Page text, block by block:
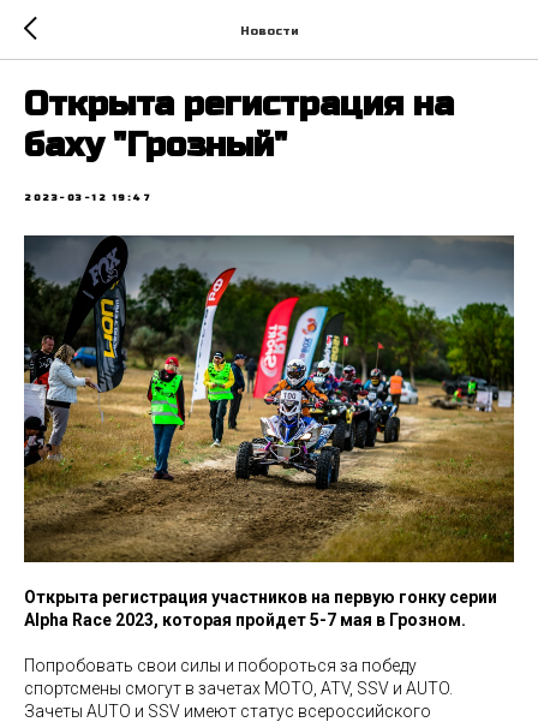
Новости
Открыта регистрация на
баху "Грозный"
2023-03-12 19:47
Открыта регистрация участников на первую гонку серии
Alpha Race 2023, которая пройдет 5-7 мая в Грозном.
Попробовать свои силы и побороться за победу
спортсмены смогут в зачетах МОТО, ATV, SSV и AUTO.
Зачеты AUTO и SSV имеют статус всероссийского